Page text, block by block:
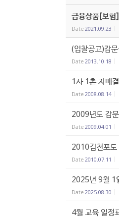
금융상품[보험
Date 2021.09.23
(입찰공고)감
Date 2013.10.18
1사 1촌 자매
Date 2008.08.14
2009년도 감
Date 2009.04.01
2010김천포도
Date 2010.07.11
2025년 9월 1
Date 2025.08.30
4월 교육 일정